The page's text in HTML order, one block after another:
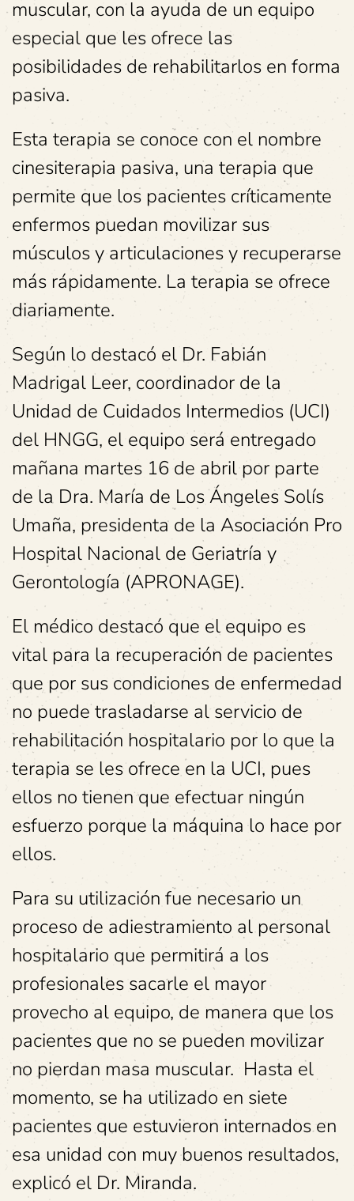
muscular, con la ayuda de un equipo
especial que les ofrece las
posibilidades de rehabilitarlos en forma
pasiva.
Esta terapia se conoce con el nombre
cinesiterapia pasiva, una terapia que
permite que los pacientes críticamente
enfermos puedan movilizar sus
músculos y articulaciones y recuperarse
más rápidamente. La terapia se ofrece
diariamente.
Según lo destacó el Dr. Fabián
Madrigal Leer, coordinador de la
Unidad de Cuidados Intermedios (UCI)
del HNGG, el equipo será entregado
mañana martes 16 de abril por parte
de la Dra. María de Los Ángeles Solís
Umaña, presidenta de la Asociación Pro
Hospital Nacional de Geriatría y
Gerontología (APRONAGE).
El médico destacó que el equipo es
vital para la recuperación de pacientes
que por sus condiciones de enfermedad
no puede trasladarse al servicio de
rehabilitación hospitalario por lo que la
terapia se les ofrece en la UCI, pues
ellos no tienen que efectuar ningún
esfuerzo porque la máquina lo hace por
ellos.
Para su utilización fue necesario un
proceso de adiestramiento al personal
hospitalario que permitirá a los
profesionales sacarle el mayor
provecho al equipo, de manera que los
pacientes que no se pueden movilizar
no pierdan masa muscular. Hasta el
momento, se ha utilizado en siete
pacientes que estuvieron internados en
esa unidad con muy buenos resultados,
explicó el Dr. Miranda.